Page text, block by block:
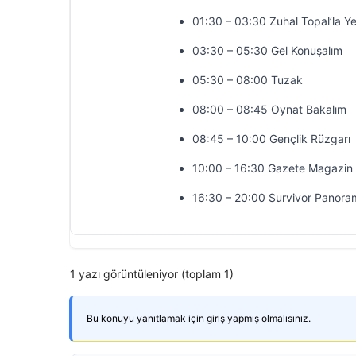
01:30 – 03:30 Zuhal Topal’la
03:30 – 05:30 Gel Konuşalım
05:30 – 08:00 Tuzak
08:00 – 08:45 Oynat Bakalım
08:45 – 10:00 Gençlik Rüzgarı
10:00 – 16:30 Gazete Magazin
16:30 – 20:00 Survivor
1 yazı görüntüleniyor (toplam 1)
Bu konuyu yanıtlamak için giriş yapmış olmalısınız.